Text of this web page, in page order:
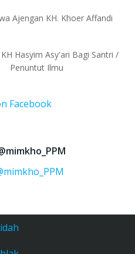
Ajengan KH. Khoer Affandi
Hasyim Asy'ari Bagi Santri /
Penuntut Ilmu
Facebook